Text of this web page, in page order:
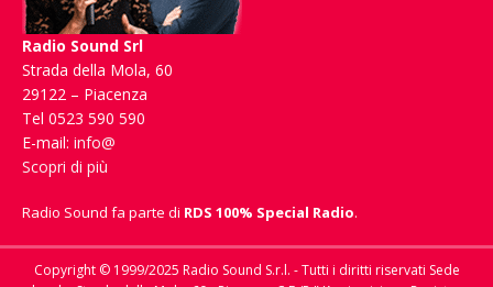
Radio Sound Srl
Strada della Mola, 60
29122 – Piacenza
Tel 0523 590 590
E-mail: info@
Scopri di più
Radio Sound fa parte di RDS 100% Special Radio.
Copyright © 1999/2025 Radio Sound S.r.l. - Tutti i diritti riservati Sede